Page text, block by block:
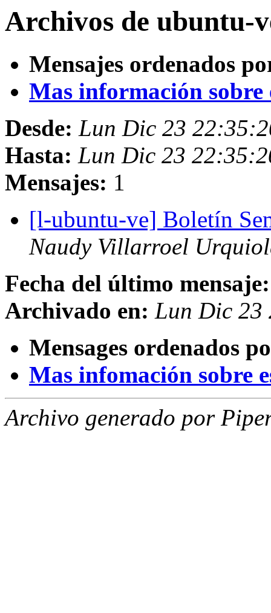
Archivos de ubuntu-
Mensajes ordenados
Mas información sobre
Desde: Lun Dic 23
Hasta: Lun Dic 23
Mensajes: 1
[l-ubuntu-ve] Boletín
Naudy Villarroel
Fecha del último mensaje:
Archivado en: Lun Dic 23
Mensages ordenados
Mas infomación sobre
Archivo generado por